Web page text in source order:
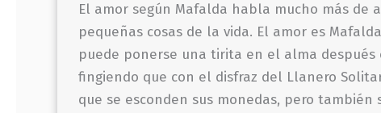
El amor según Mafalda habla mucho más de
pequeñas cosas de la vida. El amor es
puede ponerse una tirita en el alma
fingiendo que con el disfraz del Llanero
que se esconden sus monedas, pero